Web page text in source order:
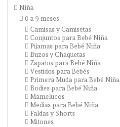
Niña
0 a 9 meses
Camisas y Camisetas
Conjuntos para Bebé Niña
Pijamas para Bebé Niña
Buzos y Chaquetas
Zapatos para Bebé Niña
Vestidos para Bebés
Primera Muda para Bebé Niña
Bodies para Bebé Niña
Mamelucos
Medias para Bebé Niña
Faldas y Shorts
Mitones